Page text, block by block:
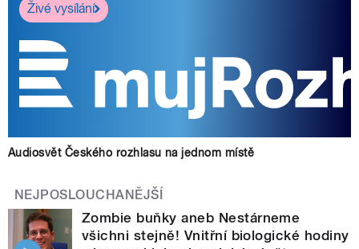
Živé vysílání
Audiosvět Českého rozhlasu na jednom místě
NEJPOSLOUCHANĚJŠÍ
Zombie buňky aneb Nestárneme
všichni stejně! Vnitřní biologické hodiny